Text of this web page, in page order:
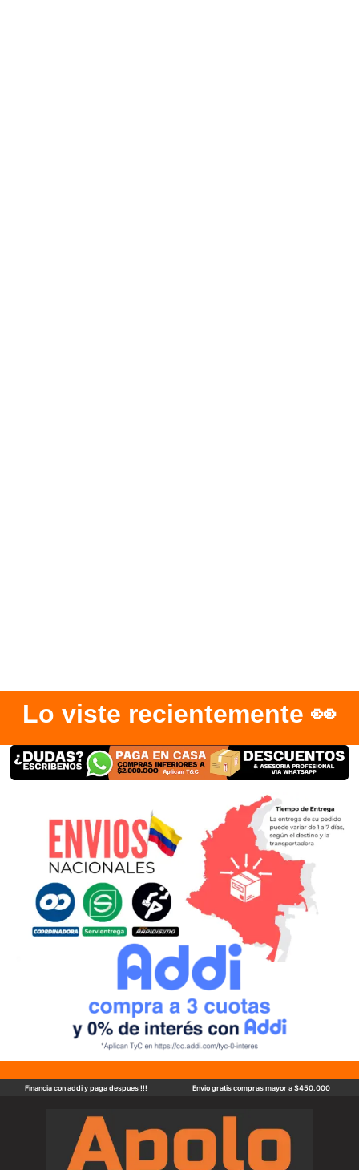
Lo viste recientemente 👀
Financia con addi y paga despues !!! Envio gratis compras mayor a $450.000